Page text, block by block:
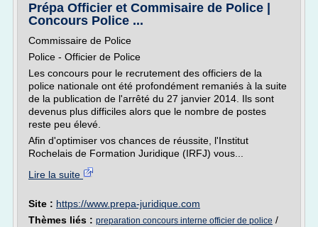
Prépa Officier et Commisaire de Police |
Concours Police ...
Commissaire de Police
Police - Officier de Police
Les concours pour le recrutement des officiers de la
police nationale ont été profondément remaniés à la suite
de la publication de l'arrêté du 27 janvier 2014. Ils sont
devenus plus difficiles alors que le nombre de postes
reste peu élevé.
Afin d'optimiser vos chances de réussite, l'Institut
Rochelais de Formation Juridique (IRFJ) vous...
Lire la suite
Site : https://www.prepa-juridique.com
Thèmes liés : preparation concours interne officier de police /